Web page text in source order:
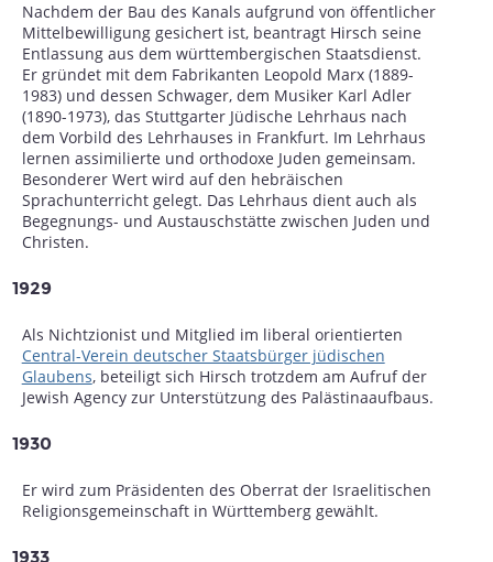
Nachdem der Bau des Kanals aufgrund von öffentlicher
Mittelbewilligung gesichert ist, beantragt Hirsch seine
Entlassung aus dem württembergischen Staatsdienst.
Er gründet mit dem Fabrikanten Leopold Marx (1889-
1983) und dessen Schwager, dem Musiker Karl Adler
(1890-1973), das Stuttgarter Jüdische Lehrhaus nach
dem Vorbild des Lehrhauses in Frankfurt. Im Lehrhaus
lernen assimilierte und orthodoxe Juden gemeinsam.
Besonderer Wert wird auf den hebräischen
Sprachunterricht gelegt. Das Lehrhaus dient auch als
Begegnungs- und Austauschstätte zwischen Juden und
Christen.
1929
Als Nichtzionist und Mitglied im liberal orientierten
Central-Verein deutscher Staatsbürger jüdischen
Glaubens, beteiligt sich Hirsch trotzdem am Aufruf der
Jewish Agency zur Unterstützung des Palästinaaufbaus.
1930
Er wird zum Präsidenten des Oberrat der Israelitischen
Religionsgemeinschaft in Württemberg gewählt.
1933